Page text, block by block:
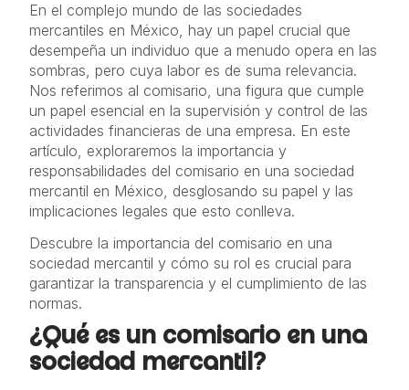
En el complejo mundo de las sociedades
mercantiles en México, hay un papel crucial que
desempeña un individuo que a menudo opera en las
sombras, pero cuya labor es de suma relevancia.
Nos referimos al comisario, una figura que cumple
un papel esencial en la supervisión y control de las
actividades financieras de una empresa. En este
artículo, exploraremos la importancia y
responsabilidades del comisario en una sociedad
mercantil en México, desglosando su papel y las
implicaciones legales que esto conlleva.
Descubre la importancia del comisario en una
sociedad mercantil y cómo su rol es crucial para
garantizar la transparencia y el cumplimiento de las
normas.
¿Qué es un comisario en una
sociedad mercantil?